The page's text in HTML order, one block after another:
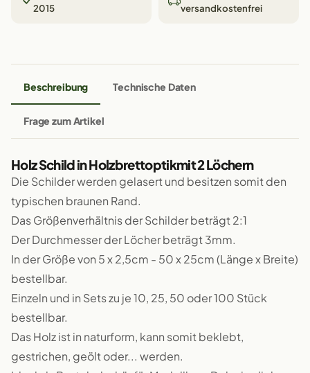
2015
versandkostenfrei
Beschreibung Technische Daten
Frage zum Artikel
Holz Schild in Holzbrettoptikmit 2 Löchern
Die Schilder werden gelasert und besitzen somit den
typischen braunen Rand.
Das Größenverhältnis der Schilder beträgt 2:1
Der Durchmesser der Löcher beträgt 3mm.
In der Größe von 5 x 2,5cm - 50 x 25cm (Länge x Breite)
bestellbar.
Einzeln und in Sets zu je 10, 25, 50 oder 100 Stück
bestellbar.
Das Holz ist in naturform, kann somit beklebt,
gestrichen, geölt oder... werden.